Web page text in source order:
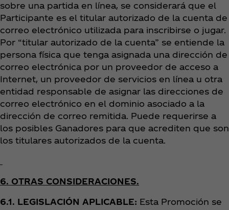
sobre una partida en línea, se considerará que el
Participante es el titular autorizado de la cuenta de
correo electrónico utilizada para inscribirse o jugar.
Por “titular autorizado de la cuenta” se entiende la
persona física que tenga asignada una dirección de
correo electrónica por un proveedor de acceso a
Internet, un proveedor de servicios en línea u otra
entidad responsable de asignar las direcciones de
correo electrónico en el dominio asociado a la
dirección de correo remitida. Puede requerirse a
los posibles Ganadores para que acrediten que son
los titulares autorizados de la cuenta.
6. OTRAS CONSIDERACIONES.
6.1. LEGISLACIÓN APLICABLE: Esta Promoción se